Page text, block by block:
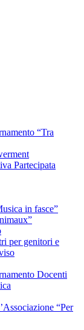
“Tra
Partecipata
in fasce”
per genitori e
Docenti
“Per